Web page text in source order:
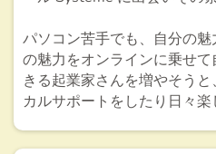
パソコン苦手でも、自分の
の魅力をオンラインに乗せ
きる起業家さんを増やそう
カルサポートをしたり日々楽